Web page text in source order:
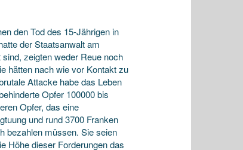
den Tod des 15-Jährigen in
der Staatsanwalt am
zeigten weder Reue noch
hätten nach wie vor Kontakt zu
Attacke habe das Leben
Opfer 100000 bis
Opfer, das eine
und rund 3700 Franken
bezahlen müssen. Sie seien
Höhe dieser Forderungen das